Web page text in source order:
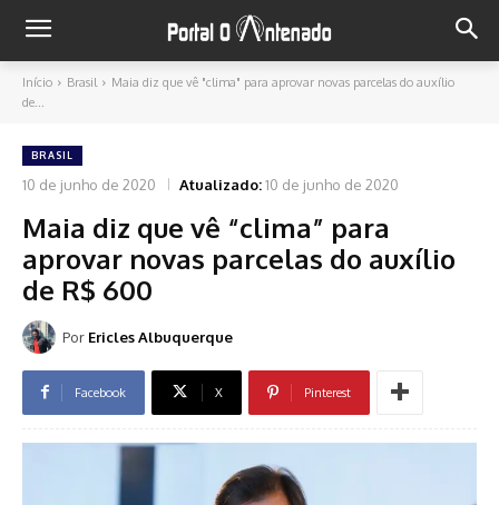
Início Brasil
Maia diz que vê "clima" para aprovar novas parcelas do auxílio
de...
BRASIL
10 de junho de 2020 Atualizado:10 de junho de 2020
Maia diz que vê “clima” para
aprovar novas parcelas do auxílio
de R$ 600
Por Ericles Albuquerque
Facebook X Pinterest